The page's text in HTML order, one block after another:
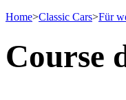
Home>Classic Cars>Für
Course